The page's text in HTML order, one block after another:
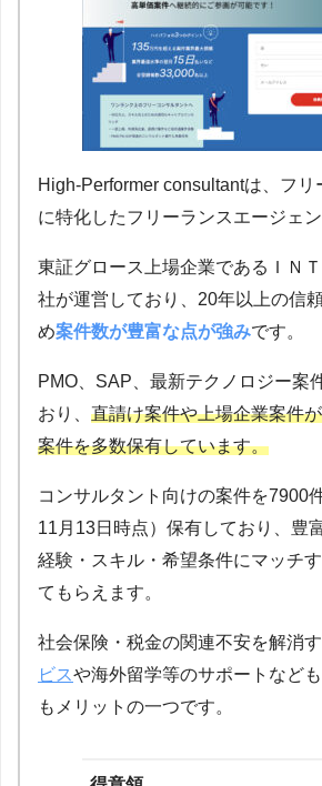
High-Performer consultantは、フリ
に特化したフリーランスエージェン
東証グロース上場企業であるＩＮ
社が運営しており、20年以上の信
め案件数が豊富な点が強みです。
PMO、SAP、最新テクノロジー案
おり、 直請け案件や上場企業案件
案件を多数保有しています。
コンサルタント向けの案件を7900
11月13日時点）保有しており、豊
経験・スキル・希望条件にマッチ
てもらえます。
社会保険・税金の関連不安を解消
ビスや海外留学等のサポートなど
もメリットの一つです。